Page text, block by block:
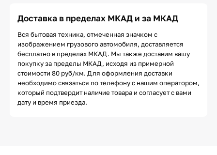
Доставка в пределах МКАД и за МКАД
Вся бытовая техника, отмеченная значком с
изображением грузового автомобиля, доставляется
бесплатно в пределах МКАД. Мы также доставим вашу
покупку за пределы МКАД, исходя из примерной
стоимости 80 руб/км. Для оформления доставки
необходимо связаться по телефону с нашим оператором,
который подтвердит наличие товара и согласует с вами
дату и время приезда.